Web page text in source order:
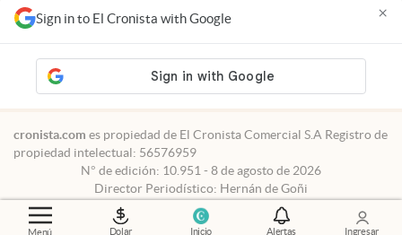
Menú Dolar Inicio Alertas Ingresar
Sign in to El Cronista with Google ×
Todos los derechos reservados
Privacidad
Consentimiento
Tel:+54 11 7078-3270
cronista.com es propiedad de El Cronista Comercial S.A Registro de
propiedad intelectual: 56576959
N° de edición: 10.951 - 8 de agosto de 2026
Director Periodístico: Hernán de Goñi